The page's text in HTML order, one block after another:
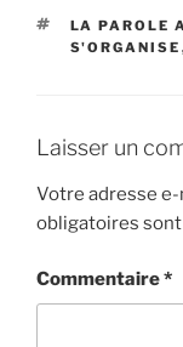
ÉTIQUETTES
LA PAROLE
S'ORGANISE
Laisser un
Votre adresse
obligatoires
Commentaire*